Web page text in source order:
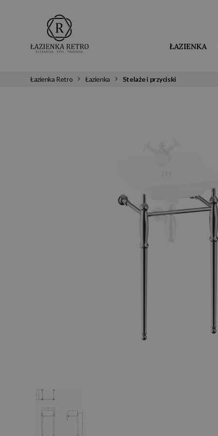
ŁAZIENKA
Łazienka Retro Łazienka Stelaże i przyciski